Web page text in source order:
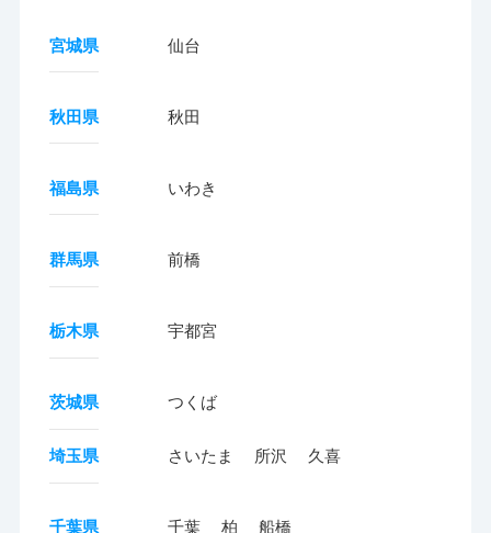
宮城県 仙台
秋田県 秋田
福島県 いわき
群馬県 前橋
栃木県 宇都宮
茨城県 つくば
埼玉県 さいたま 所沢 久喜
千葉県 千葉 柏 船橋